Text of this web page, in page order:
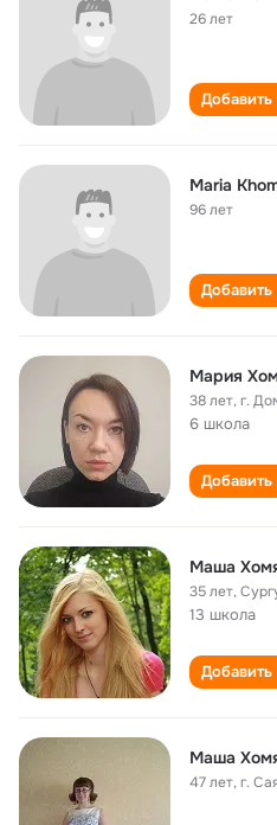
26 лет
Добавить
Maria
96 лет
Добавить
Мария
38 лет,г.
6 школа
Добавить
Маша
35 лет,
13 школа
Добавить
Маша
47 лет,г.